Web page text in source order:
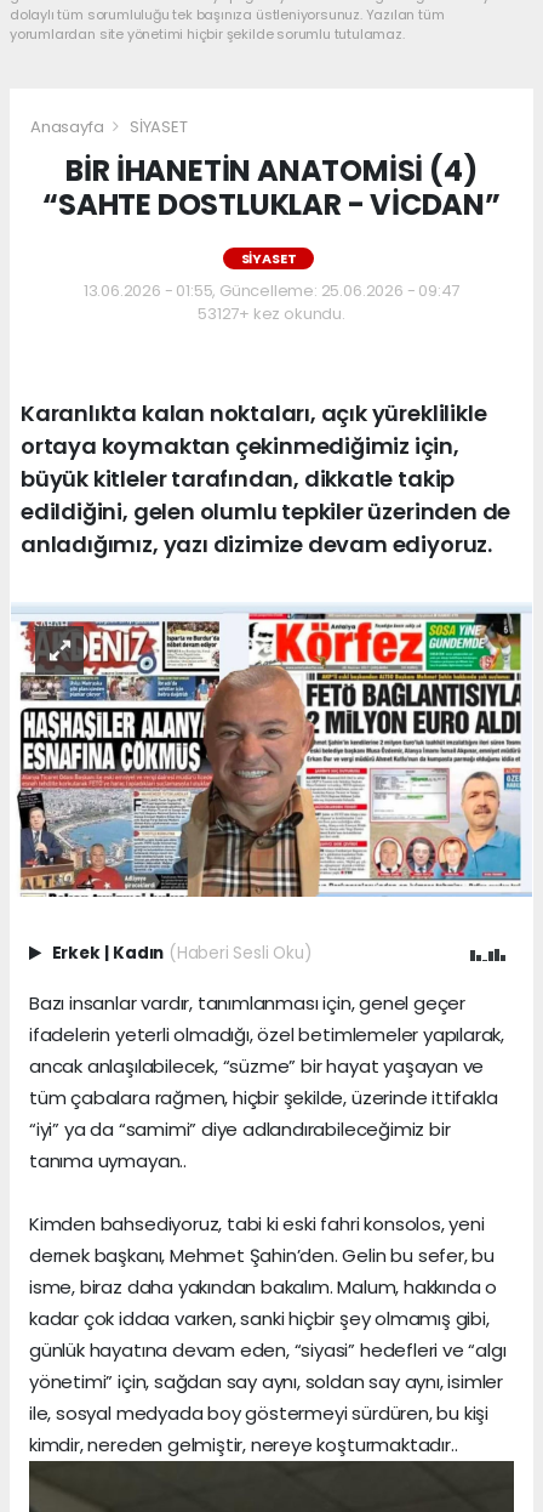
dolaylı tüm sorumluluğu tek başınıza üstleniyorsunuz. Yazılan tüm
yorumlardan site yönetimi hiçbir şekilde sorumlu tutulamaz.
Anasayfa SİYASET
BİR İHANETİN ANATOMİSİ (4)
“SAHTE DOSTLUKLAR - VİCDAN”
SİYASET
13.06.2026 - 01:55, Güncelleme: 25.06.2026 - 09:47
53127+ kez okundu.
Karanlıkta kalan noktaları, açık yüreklilikle
ortaya koymaktan çekinmediğimiz için,
büyük kitleler tarafından, dikkatle takip
edildiğini, gelen olumlu tepkiler üzerinden de
anladığımız, yazı dizimize devam ediyoruz.
Erkek | Kadın (Haberi Sesli Oku)
Bazı insanlar vardır, tanımlanması için, genel geçer
ifadelerin yeterli olmadığı, özel betimlemeler yapılarak,
ancak anlaşılabilecek, “süzme” bir hayat yaşayan ve
tüm çabalara rağmen, hiçbir şekilde, üzerinde ittifakla
“iyi” ya da “samimi” diye adlandırabileceğimiz bir
tanıma uymayan..
Kimden bahsediyoruz, tabi ki eski fahri konsolos, yeni
dernek başkanı, Mehmet Şahin’den. Gelin bu sefer, bu
isme, biraz daha yakından bakalım. Malum, hakkında o
kadar çok iddaa varken, sanki hiçbir şey olmamış gibi,
günlük hayatına devam eden, “siyasi” hedefleri ve “algı
yönetimi” için, sağdan say aynı, soldan say aynı, isimler
ile, sosyal medyada boy göstermeyi sürdüren, bu kişi
kimdir, nereden gelmiştir, nereye koşturmaktadır..